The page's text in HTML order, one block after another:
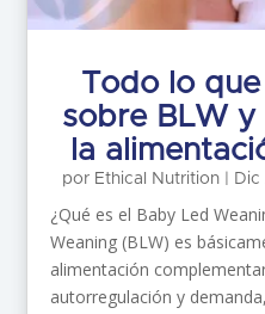
Todo lo
sobre BLW y
la
por Ethical Nutrition Dic
¿Qué es el Baby Led
Weaning (BLW) es
alimentación
autorregulación y